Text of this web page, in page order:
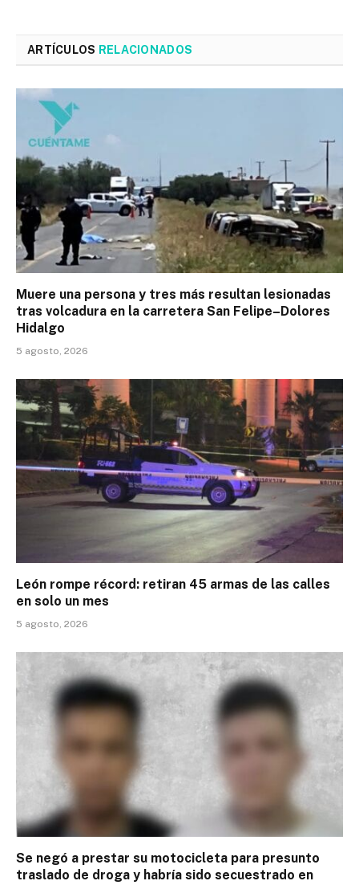
ARTÍCULOS RELACIONADOS
Muere una persona y tres más resultan lesionadas
tras volcadura en la carretera San Felipe–Dolores
Hidalgo
5 agosto, 2026
León rompe récord: retiran 45 armas de las calles
en solo un mes
5 agosto, 2026
Se negó a prestar su motocicleta para presunto
traslado de droga y habría sido secuestrado en